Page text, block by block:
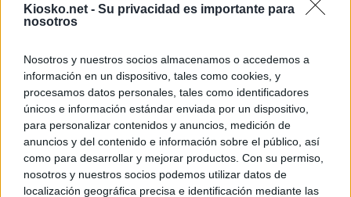
Kiosko.net - Su privacidad es importante para
nosotros
Nosotros y nuestros socios almacenamos o accedemos a
información en un dispositivo, tales como cookies, y
procesamos datos personales, tales como identificadores
únicos e información estándar enviada por un dispositivo,
para personalizar contenidos y anuncios, medición de
anuncios y del contenido e información sobre el público, así
como para desarrollar y mejorar productos. Con su permiso,
nosotros y nuestros socios podemos utilizar datos de
localización geográfica precisa e identificación mediante las